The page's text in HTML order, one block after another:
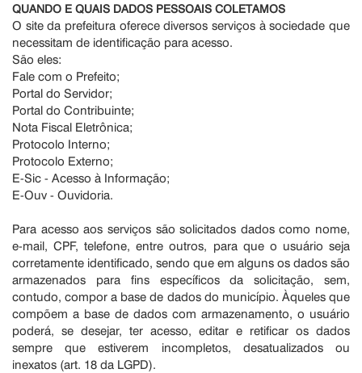
QUANDO E QUAIS DADOS PESSOAIS COLETAMOS
O site da prefeitura oferece diversos serviços à sociedade que
necessitam de identificação para acesso.
São eles:
Fale com o Prefeito;
Portal do Servidor;
Portal do Contribuinte;
Nota Fiscal Eletrônica;
Protocolo Interno;
Protocolo Externo;
E-Sic - Acesso à Informação;
E-Ouv - Ouvidoria.
Para acesso aos serviços são solicitados dados como nome,
e-mail, CPF, telefone, entre outros, para que o usuário seja
corretamente identificado, sendo que em alguns os dados são
armazenados para fins específicos da solicitação, sem,
contudo, compor a base de dados do município. Àqueles que
compõem a base de dados com armazenamento, o usuário
poderá, se desejar, ter acesso, editar e retificar os dados
sempre que estiverem incompletos, desatualizados ou
inexatos (art. 18 da LGPD).